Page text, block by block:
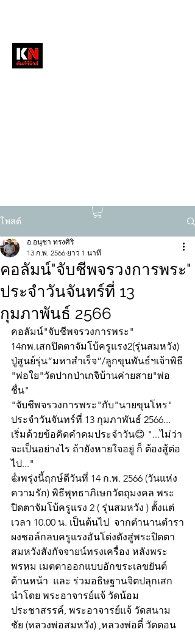
โพสต์
คอลัมน์"จับชีพจรวงการพระ"
ประจำวันจันทร์ที่ 13
กุมภาพันธ์ 2566
อ.อนุชา ทรงศิริ
13 ก.พ. 2566 ยาว 1 นาที
คอลัมน์"จับชีพจรวงการพระ"
14กพ.เสกปิดตาจัมโบ้ครูแรง2(รุ่นสมหวัง)
ปู่สูนย์รุ่น“มหาสำเร็จ”/ลูกขุนพันธ์ฯเจ้าพิธี
"พ่อใย"วัดปากป่าเกจิบ้านค่ายสาย"พ่อ
ชื่น"
"จับชีพจรวงการพระ"กับ"นายขุนโหร"
ประจำวันจันทร์ที่ 13 กุมภาพันธ์ 2566...
เริ่มด้วยข้อคิดคำคมประจำวัน😊 "...ไม่ว่า
จะเป็นอย่างไร ถ้ายังหายใจอยู่ ก็ ต้องสู้ต่อ
ไป..."
👍พรุ่งนี้ฤกษ์ดีวันที่ 14 ก.พ. 2566 (วันแห่ง
ความรัก) พิธีพุทธาภิเษกวัตถุมงคล พระ
ปิดตาจัมโบ้ครูแรง 2 ( รุ่นสมหวัง ) ตั้งแต่
เวลา 10.00 น. เป็นต้นไป  จากตำนานตำรา
ผงชอล์กลบครูแรงอันโด่งดังสู่พระปิดตา
สมหวังสังกัจจายน์ทรงเครื่อง หลังพระ
พรหม เมตตาออกแบบอักขระเลขยันต์
ด้านหน้า  และ ร่วมอธิษฐานจิตปลุกเสก
นำโดย พระอาจารย์แจ้ วัดน้อม
ประชาสรรค์, พระอาจารย์แจ้ วัดสนาม
ชัย (หลวงพ่อสมหวัง) ,หลวงพ่อตี๋ วัดดอน